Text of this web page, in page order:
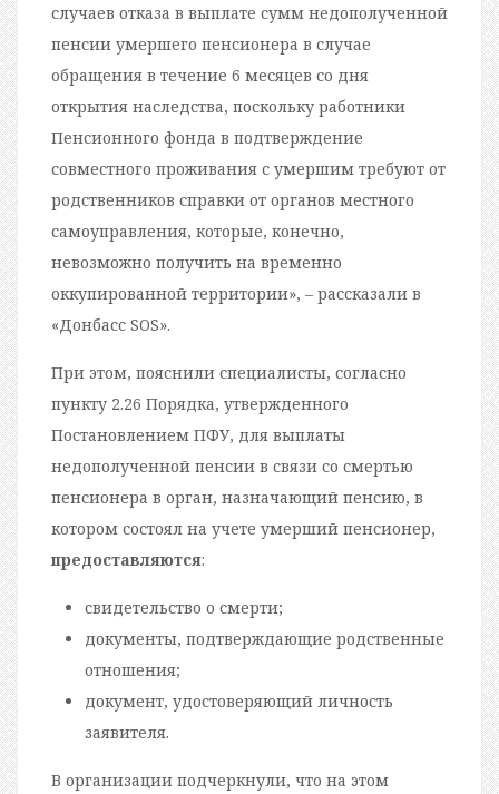
случаев отказа в выплате сумм недополученной
пенсии умершего пенсионера в случае
обращения в течение 6 месяцев со дня
открытия наследства, поскольку работники
Пенсионного фонда в подтверждение
совместного проживания с умершим требуют от
родственников справки от органов местного
самоуправления, которые, конечно,
невозможно получить на временно
оккупированной территории», – рассказали в
«Донбасс SOS».
При этом, пояснили специалисты, согласно
пункту 2.26 Порядка, утвержденного
Постановлением ПФУ, для выплаты
недополученной пенсии в связи со смертью
пенсионера в орган, назначающий пенсию, в
котором состоял на учете умерший пенсионер,
предоставляются:
свидетельство о смерти;
документы, подтверждающие родственные
отношения;
документ, удостоверяющий личность
заявителя.
В организации подчеркнули, что на этом